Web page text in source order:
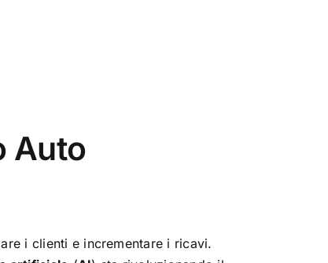
Auto
i clienti e incrementare i ricavi.